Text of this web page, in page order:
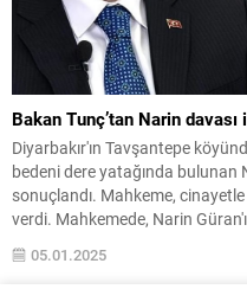
Bakan Tunç’tan Narin
Diyarbakır'ın Tavşantepe
bedeni dere yatağında
sonuçlandı. Mahkeme,
verdi. Mahkemede, Narin
05.01.2025